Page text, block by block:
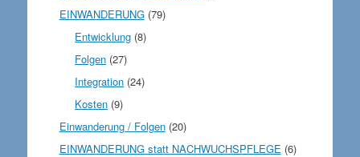
EINWANDERUNG(79)
Entwicklung (8)
Folgen (27)
Integration (24)
Kosten (9)
Einwanderung / Folgen(20)
EINWANDERUNG statt NACHWUCHSPFLEGE (6)